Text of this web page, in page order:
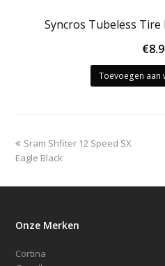
Syncros Tubeless Tire
€
Toevoegen aan
previous
post:
Sram Shfiter 12 Speed SX
Eagle Black
Onze Merken
Cortina